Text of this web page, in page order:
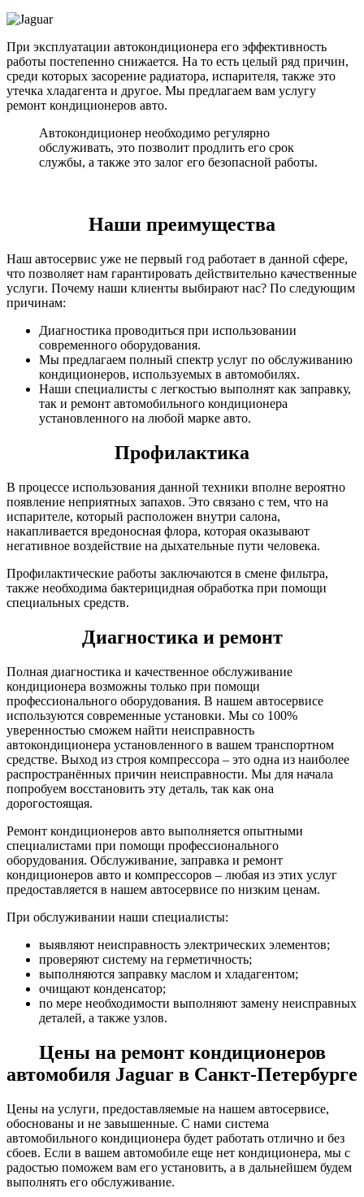
При эксплуатации автокондиционера его эффективность
работы постепенно снижается. На то есть целый ряд причин,
среди которых засорение радиатора, испарителя, также это
утечка хладагента и другое. Мы предлагаем вам услугу
ремонт кондиционеров авто.
Автокондиционер необходимо регулярно
обслуживать, это позволит продлить его срок
службы, а также это залог его безопасной работы.
Наши преимущества
Наш автосервис уже не первый год работает в данной сфере,
что позволяет нам гарантировать действительно качественные
услуги. Почему наши клиенты выбирают нас? По следующим
причинам:
Диагностика проводиться при использовании
современного оборудования.
Мы предлагаем полный спектр услуг по обслуживанию
кондиционеров, используемых в автомобилях.
Наши специалисты с легкостью выполнят как заправку,
так и ремонт автомобильного кондиционера
установленного на любой марке авто.
Профилактика
В процессе использования данной техники вполне вероятно
появление неприятных запахов. Это связано с тем, что на
испарителе, который расположен внутри салона,
накапливается вредоносная флора, которая оказывают
негативное воздействие на дыхательные пути человека.
Профилактические работы заключаются в смене фильтра,
также необходима бактерицидная обработка при помощи
специальных средств.
Диагностика и ремонт
Полная диагностика и качественное обслуживание
кондиционера возможны только при помощи
профессионального оборудования. В нашем автосервисе
используются современные установки. Мы со 100%
уверенностью сможем найти неисправность
автокондиционера установленного в вашем транспортном
средстве. Выход из строя компрессора – это одна из наиболее
распространённых причин неисправности. Мы для начала
попробуем восстановить эту деталь, так как она
дорогостоящая.
Ремонт кондиционеров авто выполняется опытными
специалистами при помощи профессионального
оборудования. Обслуживание, заправка и ремонт
кондиционеров авто и компрессоров – любая из этих услуг
предоставляется в нашем автосервисе по низким ценам.
При обслуживании наши специалисты:
выявляют неисправность электрических элементов;
проверяют систему на герметичность;
выполняются заправку маслом и хладагентом;
очищают конденсатор;
по мере необходимости выполняют замену неисправных
деталей, а также узлов.
Цены на ремонт кондиционеров
автомобиля Jaguar в Санкт-Петербурге
Цены на услуги, предоставляемые на нашем автосервисе,
обоснованы и не завышенные. С нами система
автомобильного кондиционера будет работать отлично и без
сбоев. Если в вашем автомобиле еще нет кондиционера, мы с
радостью поможем вам его установить, а в дальнейшем будем
выполнять его обслуживание.